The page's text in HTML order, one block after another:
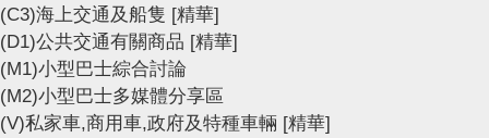
(C3)海上交通及船隻 [精華]
(D1)公共交通有關商品 [精華]
(M1)小型巴士綜合討論
(M2)小型巴士多媒體分享區
(V)私家車,商用車,政府及特種車輛 [精華]